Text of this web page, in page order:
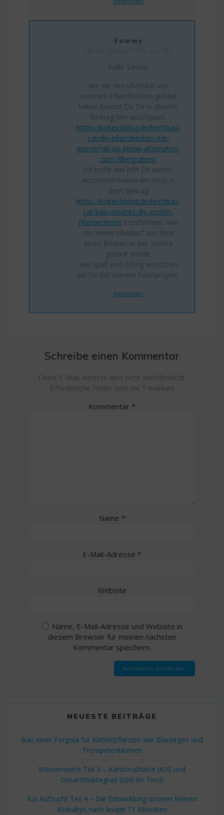
Sammy
Hallo Saskia,
wie wir den Überlauf von
unserem Pflanzbecken gebaut
haben kannst Du Dir in diesem
Beitrag hier anschauen.
https://koiteichblog.de/teichbau-
cat/diy-pflanzbecken-mit-
wasserfall-als-kleine-alternative-
zum-filtergraben/
Ich hoffe das hilft Dir weiter.
Ansonsten haben wir noch in
dem Beitrag
https://koiteichblog.de/teichbau-
cat/bau-unseres-diy-zeolith-
filterbeckens/ beschrieben, wie
der kleine Überlauf aus dem
einen Becken in das andere
gebaut wurde.
Viel Spaß und Erfolg wünschen
wir Dir bei deinem Teichprojekt.
Antworten
Schreibe einen Kommentar
Deine E-Mail-Adresse wird nicht veröffentlicht.
Erforderliche Felder sind mit * markiert
Kommentar *
Name *
E-Mail-Adresse *
Website
Name, E-Mail-Adresse und Website in
diesem Browser für meinen nächsten
Kommentar speichern.
NEUESTE BEITRÄGE
Bau einer Pergola für Kletterpflanzen wie Blauregen und
Trompetenblumen
Wasserwerte Teil 3 – Karbonathärte (KH) und
Gesamthärtegrad (GH) im Teich
Koi Aufzucht Teil 4 – Die Entwicklung unserer kleinen
Koibabys nach knapp 11 Monaten